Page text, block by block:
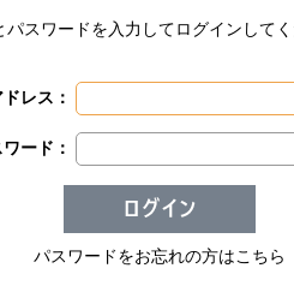
パスワードを入力してログインしてく
レス：
ード：
パスワードをお忘れの方はこちら